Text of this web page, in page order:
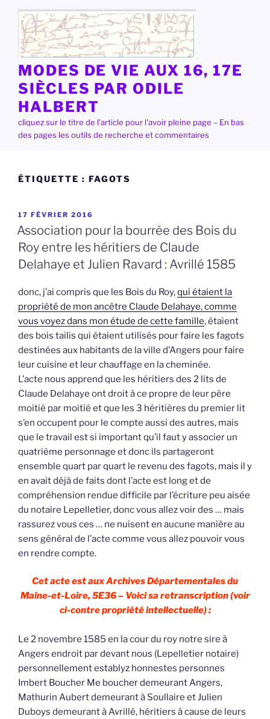
contenu
principal
MODES DE VIE AUX 16, 17E
SIÈCLES PAR ODILE
HALBERT
cliquez sur le titre de l'article pour l'avoir pleine page – En bas
des pages les outils de recherche et commentaires
ÉTIQUETTE : FAGOTS
PUBLIÉ
LE
17 FÉVRIER 2016
Association pour la bourrée des Bois du
Roy entre les héritiers de Claude
Delahaye et Julien Ravard : Avrillé 1585
donc, j’ai compris que les Bois du Roy,qui étaient la
propriété de mon ancêtre Claude Delahaye, comme
vous voyez dans mon étude de cette famille, étaient
des bois tailis qui étaient utilisés pour faire les fagots
destinées aux habitants de la ville d’Angers pour faire
leur cuisine et leur chauffage en la cheminée.
L’acte nous apprend que les héritiers des 2 lits de
Claude Delahaye ont droit à ce propre de leur père
moitié par moitié et que les 3 héritières du premier lit
s’en occupent pour le compte aussi des autres, mais
que le travail est si important qu’il faut y associer un
quatrième personnage et donc ils partageront
ensemble quart par quart le revenu des fagots, mais il y
en avait déjà de faits dont l’acte est long et de
compréhension rendue difficile par l’écriture peu aisée
du notaire Lepelletier, donc vous allez voir des … mais
rassurez vous ces … ne nuisent en aucune manière au
sens général de l’acte comme vous allez pouvoir vous
en rendre compte.
Cet acte est aux Archives Départementales du
Maine-et-Loire, 5E36 – Voici sa retranscription (voir
ci-contre propriété intellectuelle) :
Le 2 novembre 1585 en la cour du roy notre sire à
Angers endroit par devant nous (Lepelletier notaire)
personnellement establyz honnestes personnes
Imbert Boucher Me boucher demeurant Angers,
Mathurin Aubert demeurant à Soullaire et Julien
Duboys demeurant à Avrillé, héritiers à cause de leurs